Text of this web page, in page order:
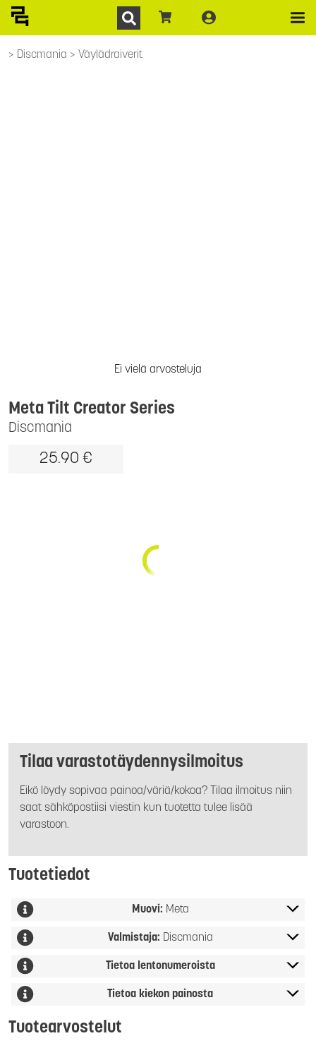
Discmania Väylädraiverit
Ei vielä arvosteluja
Discmania
Meta Tilt Creator Series
25.90 €
Tilaa varastotäydennysilmoitus
Eikö löydy sopivaa painoa/väriä/kokoa? Tilaa ilmoitus niin
saat sähköpostiisi viestin kun tuotetta tulee lisää
varastoon.
Tuotetiedot
Muovi: Meta
Valmistaja: Discmania
Tietoa lentonumeroista
Tietoa kiekon painosta
Tuotearvostelut